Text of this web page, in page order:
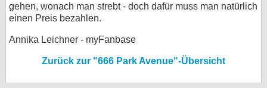
gehen, wonach man strebt - doch dafür muss man natürlich
einen Preis bezahlen.
Annika Leichner - myFanbase
Zurück zur "666 Park Avenue"-Übersicht
Desktop-Ansicht